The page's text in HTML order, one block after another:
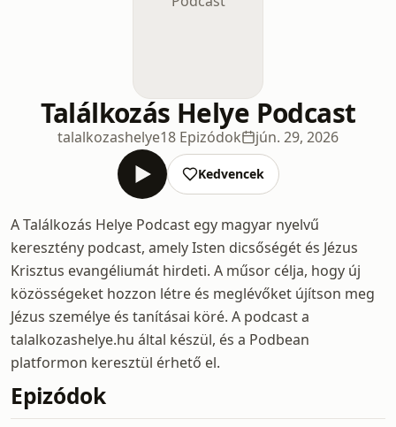
Találkozás Helye Podcast
talalkozashelye18 Epizódok jún. 29, 2026
Kedvencek
A Találkozás Helye Podcast egy magyar nyelvű
keresztény podcast, amely Isten dicsőségét és Jézus
Krisztus evangéliumát hirdeti. A műsor célja, hogy új
közösségeket hozzon létre és meglévőket újítson meg
Jézus személye és tanításai köré. A podcast a
talalkozashelye.hu által készül, és a Podbean
platformon keresztül érhető el.
Epizódok